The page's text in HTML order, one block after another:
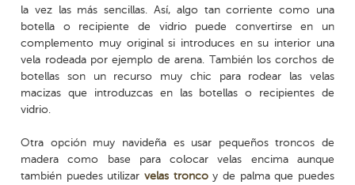
la vez las más sencillas. Así, algo tan corriente como una
botella o recipiente de vidrio puede convertirse en un
complemento muy original si introduces en su interior una
vela rodeada por ejemplo de arena. También los corchos de
botellas son un recurso muy chic para rodear las velas
macizas que introduzcas en las botellas o recipientes de
vidrio.
Otra opción muy navideña es usar pequeños troncos de
madera como base para colocar velas encima aunque
también puedes utilizarvelas troncoy de palma que puedes